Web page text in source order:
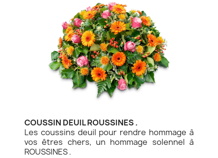
COUSSIN DEUIL ROUSSINES .
Les coussins deuil pour rendre hommage à
vos êtres chers, un hommage solennel à
ROUSSINES .